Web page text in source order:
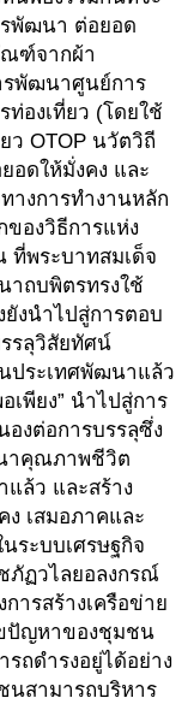
พัฒนา ต่อยอด
ฑ์จากผ้า
รพัฒนาศูนย์การ
ท่องเที่ยว (โดยใช้
OTOP นวัตวิถี
ดให้มั่งคง และ
างการทำงานหลัก
ของวิธีการแห่ง
ที่พระบาทสมเด็จ
าถบพิตรทรงใช้
งนำไปสู่การตอบ
รลุวิสัยทัศน์
ประเทศพัฒนาแล้ว
พียง” นำไปสู่การ
งต่อการบรรลุซึ่ง
าคุณภาพชีวิต
แล้ว และสร้าง
เสมอภาคและ
ระบบเศรษฐกิจ
ภัฏวไลยอลงกรณ์
ารสร้างเครือข่าย
ปัญหาของชุมชน
ถดำรงอยู่ได้อย่าง
นสามารถบริหาร